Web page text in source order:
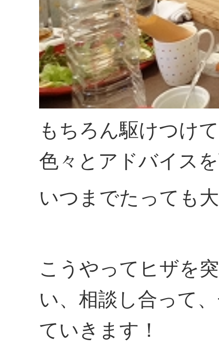
もちろん駆けつけ
色々とアドバイス
いつまでたっても
こうやってヒザを
い、相談し合って
ていきます！